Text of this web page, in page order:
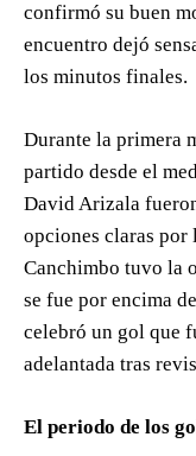
confirmó su buen
encuentro dejó
los minutos finales.
Durante la primera
partido desde el
David Arizala
opciones claras por
Canchimbo tuvo la
se fue por encima
celebró un gol que
adelantada tras
El periodo de los